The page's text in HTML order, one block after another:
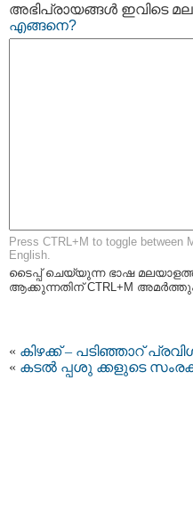
അഭിപ്രായങ്ങള്‍ ഇവിടെ
എങ്ങനെ?
Press CTRL+M to toggle between
English.
ടൈപ്പ്‌ ചെയ്യുന്ന ഭാഷ
ആക്കുന്നതിന് CTRL+M
« കിഴക്ക് – പടിഞ്ഞാറ്
« കടൽ പ്പശു ക്കളുടെ